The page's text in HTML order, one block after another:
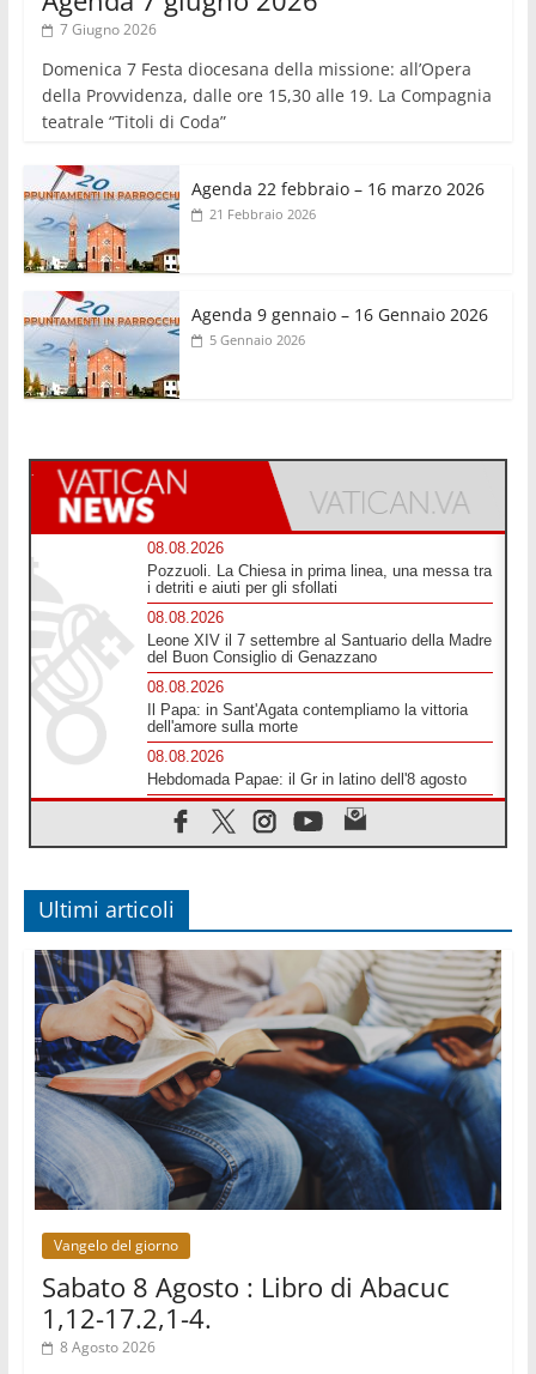
7 Giugno 2026
Domenica 7 Festa diocesana della missione: all’Opera
della Provvidenza, dalle ore 15,30 alle 19. La Compagnia
teatrale “Titoli di Coda”
Agenda 22 febbraio – 16 marzo 2026
21 Febbraio 2026
Agenda 9 gennaio – 16 Gennaio 2026
5 Gennaio 2026
08.08.2026
Pozzuoli. La Chiesa in prima linea, una messa tra
i detriti e aiuti per gli sfollati
08.08.2026
Leone XIV il 7 settembre al Santuario della Madre
del Buon Consiglio di Genazzano
08.08.2026
Il Papa: in Sant'Agata contempliamo la vittoria
dell'amore sulla morte
08.08.2026
Hebdomada Papae: il Gr in latino dell'8 agosto
08.08.2026
Spin Time, Reina: Cristo non abita nei palazzi del
potere ma si identifica coi senzatetto
SIGNIS 2026, la comunicazione al servizio del
Vangelo
08.08.2026
Argentina, l'arcivescovo Colombo: "La visita del
Papa messaggio di pace e dignità"
08.08.2026
Tonalestate 2026, i giovani sconfiggono la paura
08.08.2026
Marcinelle, 70 anni dopo istituita la Giornata
europea per le vittime sul lavoro
08.08.2026
Arabia Saudita, Turchia e Pakistan stringono una
nuova alleanza militare in Medio Oriente
Ultimi articoli
Vangelo del giorno
Sabato 8 Agosto : Libro di Abacuc
1,12-17.2,1-4.
8 Agosto 2026